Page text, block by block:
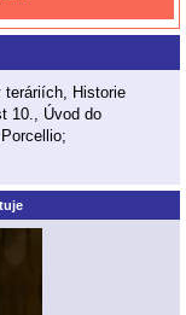
teráriích, Historie
10., Úvod do